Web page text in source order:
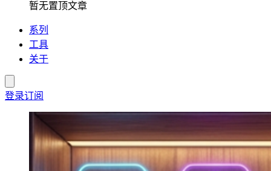
暂无置顶文章
系列
工具
关于
登录订阅